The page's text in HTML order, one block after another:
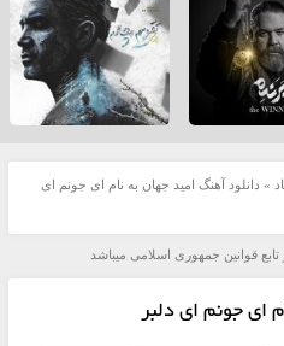
» دانلود آهنگ امید جهان به نام اى جونم اى
قوانین جمهوری اسلامی میباشد
اى جونم اى دلبر